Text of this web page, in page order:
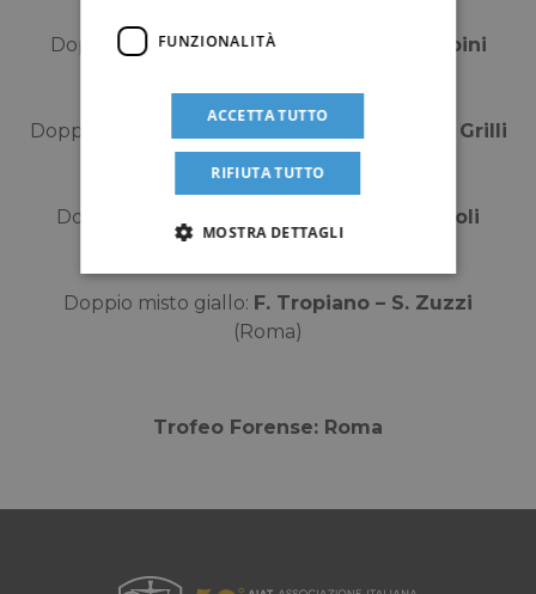
Doppio maschile libero:V. Ciccolini – F. Ubini
Doppio maschile over 90:
G. Grilli
(RM)
Doppio femminile:
V. Di Caterino – S. Rotoli
(Napoli)
Doppio misto giallo: F. Tropiano – S. Zuzzi
(Roma)
Trofeo Forense: Roma
FUNZIONALITÀ
ACCETTA TUTTO
RIFIUTA TUTTO
MOSTRA DETTAGLI